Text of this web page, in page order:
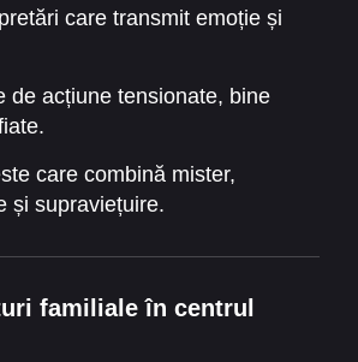
care transmit emoție și
de acțiune tensionate, bine
care combină mister,
și supraviețuire.
familiale în centrul